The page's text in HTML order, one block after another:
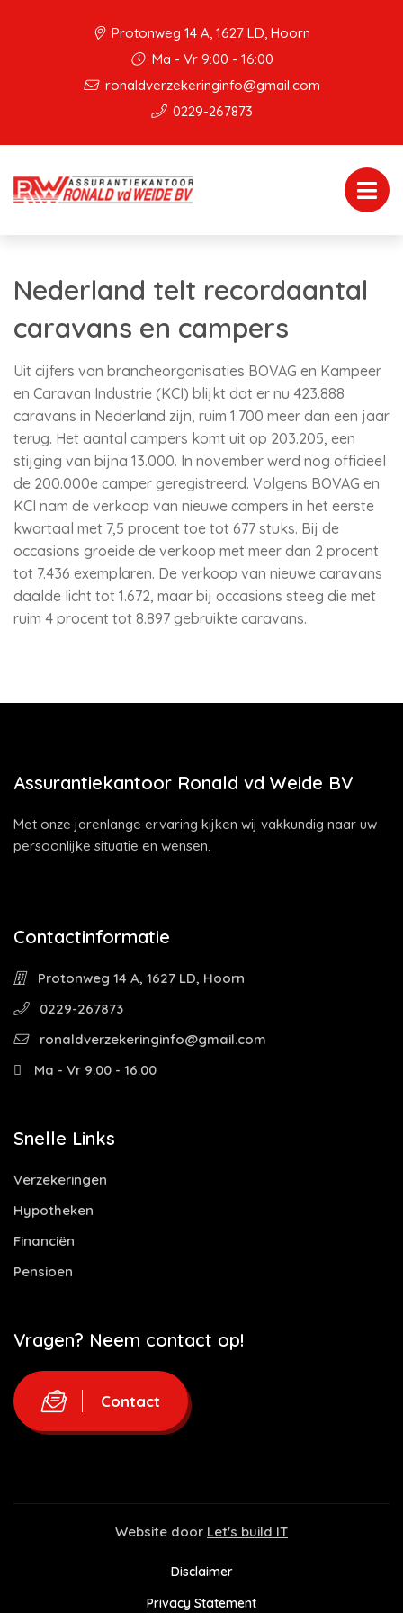
Protonweg 14 A, 1627 LD, Hoorn
Ma - Vr 9:00 - 16:00
ronaldverzekeringinfo@gmail.com
0229-267873
Nederland telt recordaantal
caravans en campers
Uit cijfers van brancheorganisaties BOVAG en Kampeer
en Caravan Industrie (KCI) blijkt dat er nu 423.888
caravans in Nederland zijn, ruim 1.700 meer dan een jaar
terug. Het aantal campers komt uit op 203.205, een
stijging van bijna 13.000. In november werd nog officieel
de 200.000e camper geregistreerd. Volgens BOVAG en
KCI nam de verkoop van nieuwe campers in het eerste
kwartaal met 7,5 procent toe tot 677 stuks. Bij de
occasions groeide de verkoop met meer dan 2 procent
tot 7.436 exemplaren. De verkoop van nieuwe caravans
daalde licht tot 1.672, maar bij occasions steeg die met
ruim 4 procent tot 8.897 gebruikte caravans.
Assurantiekantoor Ronald vd Weide BV
Met onze jarenlange ervaring kijken wij vakkundig naar uw
persoonlijke situatie en wensen.
Contactinformatie
Protonweg 14 A, 1627 LD, Hoorn
0229-267873
ronaldverzekeringinfo@gmail.com
Ma - Vr 9:00 - 16:00
Snelle Links
Verzekeringen
Hypotheken
Financiën
Pensioen
Vragen? Neem contact op!
Contact
Website door Let's build IT
Disclaimer
Privacy Statement